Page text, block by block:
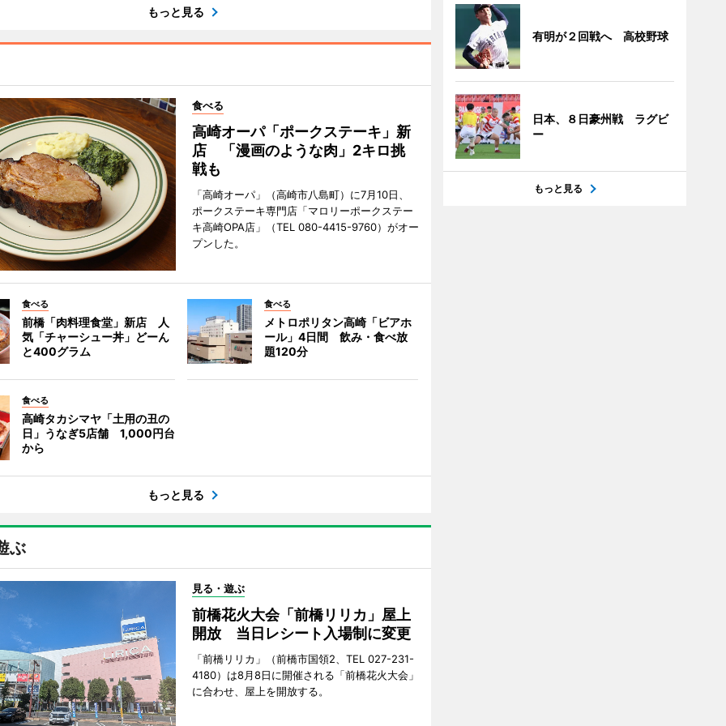
もっと見る
食べる
高崎オーパ「ポークステーキ」新
店 「漫画のような肉」2キロ挑
戦も
「高崎オーパ」（高崎市八島町）に7月10日、
ポークステーキ専門店「マロリーポークステー
キ高崎OPA店」（TEL 080-4415-9760）がオー
プンした。
食べる
前橋「肉料理食堂」新店 人
気「チャーシュー丼」どーん
と400グラム
食べる
メトロポリタン高崎「ビアホ
ール」4日間 飲み・食べ放
題120分
食べる
高崎タカシマヤ「土用の丑の
日」うなぎ5店舗 1,000円台
から
もっと見る
ぶ
見る・遊ぶ
前橋花火大会「前橋リリカ」屋上
開放 当日レシート入場制に変更
「前橋リリカ」（前橋市国領2、TEL 027-231-
4180）は8月8日に開催される「前橋花火大会」
に合わせ、屋上を開放する。
有明が２回戦へ 高校野球
日本、８日豪州戦 ラグビ
ー
もっと見る